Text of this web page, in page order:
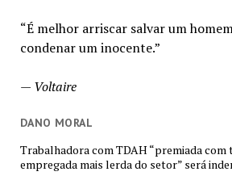
“É melhor arriscar salvar um
condenar um inocente.”
— Voltaire
DANO MORAL
Trabalhadora com TDAH “premiada com
empregada mais lerda do setor” será